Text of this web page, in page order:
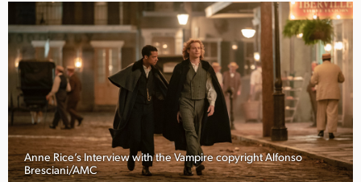
Anne Rice’s Interview with the Vampire copyright Alfonso
Bresciani/AMC